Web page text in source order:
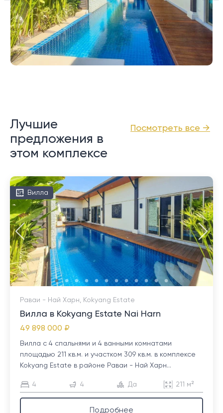
Посмотреть все →
Лучшие
предложения в
этом комплексе
Вилла
Раваи - Най Харн, Kokyang Estate
Вилла в Kokyang Estate Nai Harn
49 898 000 ₽
Вилла с 4 спальнями и 4 ванными комнатами
площадью 211 кв.м. и участком 309 кв.м. в комплексе
Kokyang Estate в районе Раваи - Най Харн...
4 4 Да 211 м²
Подробнее